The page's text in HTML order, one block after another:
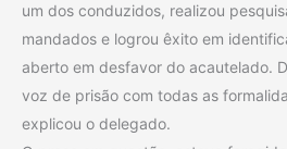
um dos conduzidos, realizou
mandados e logrou êxito em
aberto em desfavor do acautelado.
voz de prisão com todas as
explicou o delegado.